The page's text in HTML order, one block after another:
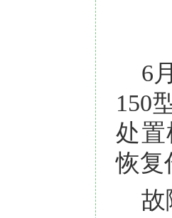
6
150
处置
恢复
故